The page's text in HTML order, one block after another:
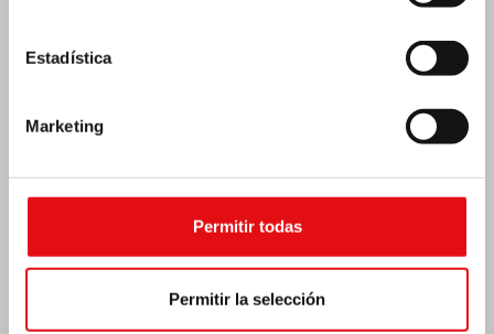
Estadística
Marketing
Permitir todas
Permitir la selección
Carmeli»